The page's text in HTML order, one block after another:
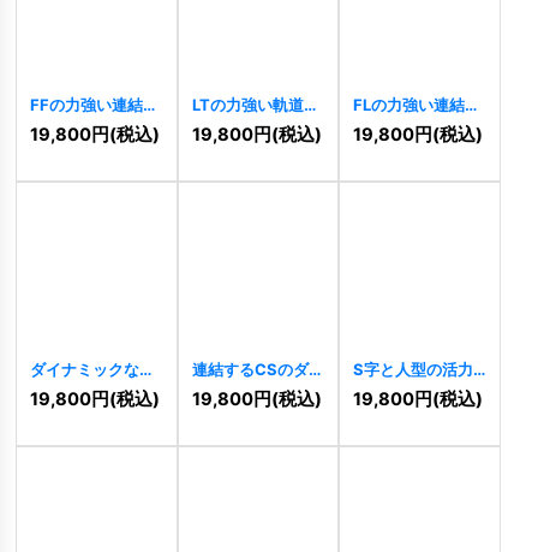
FFの力強い連結ロ
ゴ 10238]
19,800円(税込)
LTの力強い軌道ス
ピードロゴ
10230]
19,800円(税込)
FLの力強い連結ス
ピードロゴ
10228]
19,800円(税込)
ダイナミックな恐
竜ロゴ[10225]
19,800円(税込)
連結するCSのダイ
ナーミックロゴ
10226 ]
19,800円(税込)
S字と人型の活力
ロゴ[10222]
19,800円(税込)